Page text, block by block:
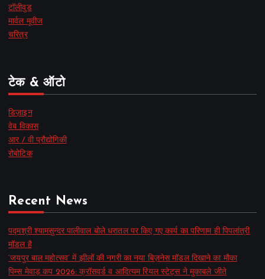
टॉलीवुड
मार्वल मूवीज
चरित्र
टेक & ऑटो
डिज़ाइन
वेब विकास
आर / वी प्रौद्योगिकी
रोबोटिक
Recent News
पद्मश्री श्यामसुन्दर पालीवाल बोले धरातल पर किए गए कार्य का परिणाम ही पिपलांत्री
मॉडल है
‘जयपुर बाल महोत्सव’ में झीलों की नगरी का नया बिज़नेस मॉडल दिखाने का मौका
पिम्स मेवाड़ कप 2026: क्रॉसवर्ड व आदित्यम रियल स्टेट्स ने मुकाबले जीते